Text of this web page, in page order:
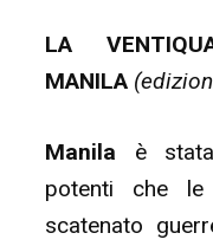
LA
MANILA
Manila è
potenti che le
scatenato